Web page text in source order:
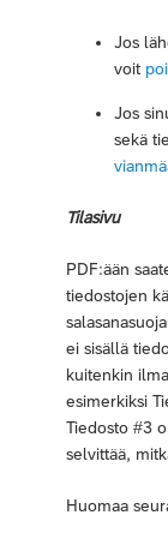
Jos
voit
Jos
sekä
Tilasivu
PDF:ään
tiedostojen
ei sisällä
kuitenkin
esimerkiksi
Tiedosto #3
selvittää,
Huomaa